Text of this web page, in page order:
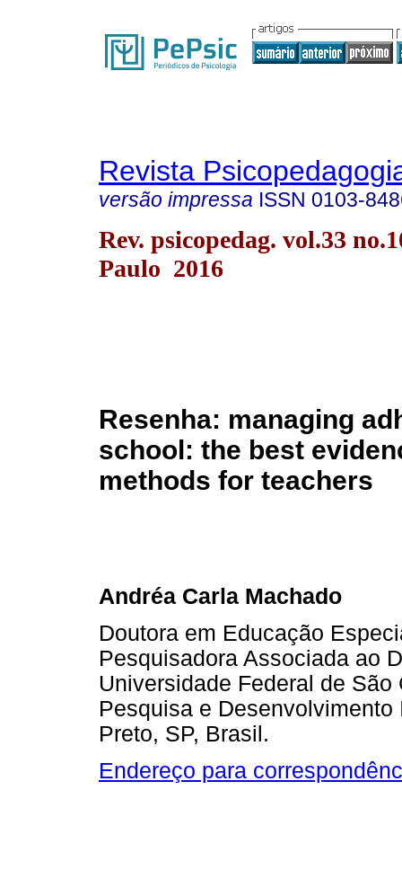
Revista
versão impressa ISSN 0103-
Rev. psicopedag. vol.33
Paulo 2016
Resenha: managing
school: the best
methods for teachers
Andréa Carla Machado
Doutora em Educação
Pesquisadora Associada ao
Universidade Federal de
Pesquisa e
Preto, SP, Brasil.
Endereço para